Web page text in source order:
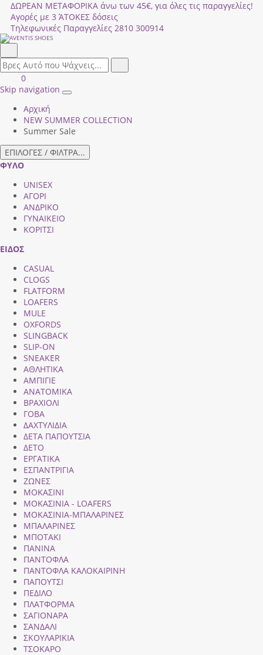
ΔΩΡΕΑΝ ΜΕΤΑΦΟΡΙΚΑ άνω των 45€, για όλες τις παραγγελίες!
Αγορές με 3 ΆΤΟΚΕΣ δόσεις
Τηλεφωνικές Παραγγελίες 2810 300914
field.search
Είσοδος
|
ΚΑΛΑΘΙ
ΑΓΟΡΩΝ
0
Skip navigation
Toggle
Αρχική
NEW SUMMER COLLECTION
Summer Sale
ΕΠΙΛΟΓΕΣ / ΦΙΛΤΡΑ...
ΦΥΛΟ
UNISEX
ΑΓΟΡΙ
ΑΝΔΡΙΚΟ
ΓΥΝΑΙΚΕΙΟ
ΚΟΡΙΤΣΙ
ΕΙΔΟΣ
CASUAL
CLOGS
FLATFORM
LOAFERS
MULE
OXFORDS
SLINGBACK
SLIP-ON
SNEAKER
ΑΘΛΗΤΙΚΑ
ΑΜΠΙΓΙΕ
ΑΝΑΤΟΜΙΚΑ
ΒΡΑΧΙΟΛΙ
ΓΟΒΑ
ΔΑΧΤΥΛΙΔΙΑ
ΔΕΤΑ ΠΑΠΟΥΤΣΙΑ
ΔΕΤΟ
ΕΡΓΑΤΙΚΑ
ΕΣΠΑΝΤΡΙΓΙΑ
ΖΩΝΕΣ
ΜΟΚΑΣΙΝΙ
ΜΟΚΑΣΙΝΙΑ - LOAFERS
ΜΟΚΑΣΙΝΙΑ-ΜΠΑΛΑΡΙΝΕΣ
ΜΠΑΛΑΡΙΝΕΣ
ΜΠΟΤΑΚΙ
ΠΑΝΙΝΑ
ΠΑΝΤΟΦΛΑ
ΠΑΝΤΟΦΛΑ ΚΑΛΟΚΑΙΡΙΝΗ
ΠΑΠΟΥΤΣΙ
ΠΕΔΙΛΟ
ΠΛΑΤΦΟΡΜΑ
ΣΑΓΙΟΝΑΡΑ
ΣΑΝΔΑΛΙ
ΣΚΟΥΛΑΡΙΚΙΑ
ΤΣΟΚΑΡΟ